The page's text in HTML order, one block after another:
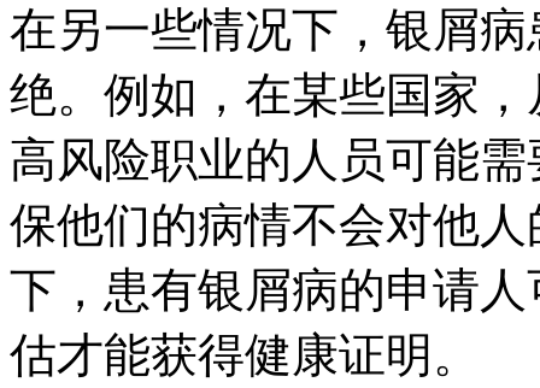
在另一些情况下，银屑
绝。例如，在某些国家
高风险职业的人员可能
保他们的病情不会对他
下，患有银屑病的申请
估才能获得健康证明。